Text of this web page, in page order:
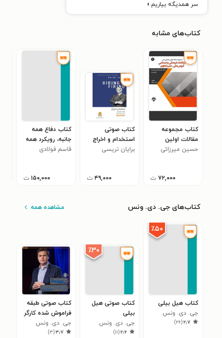
سر همدیگه بیاریم.»
کتاب‌های مشابه
کتاب مجموعه
مقالات اولین
همایش ملی
عالی، علم و فناوری
حسین میرزائی
۷۲,۰۰۰ ت
کتاب صوتی
استخدام و اخراج
(خلاصه کتاب)
برایان تریسی
۴۹,۰۰۰ ت
کتاب دفاع همه
جانبه، رویکرد همه
جانبه
قاسم فولادی
۱۵۰,۰۰۰ ت
کتاب‌های جی. دی. ونس مشاهده همه
٪۵۰
کتاب هیل بیلی
جی. دی. ونس
۲٫۷(۲۶)
٪۳۰
کتاب صوتی هیل
بیلی
جی. دی. ونس
۲٫۶(۱۱)
کتاب صوتی طبقه
فراموش شده کارگر
آمریکا
جی. دی. ونس
۳٫۷(۳)